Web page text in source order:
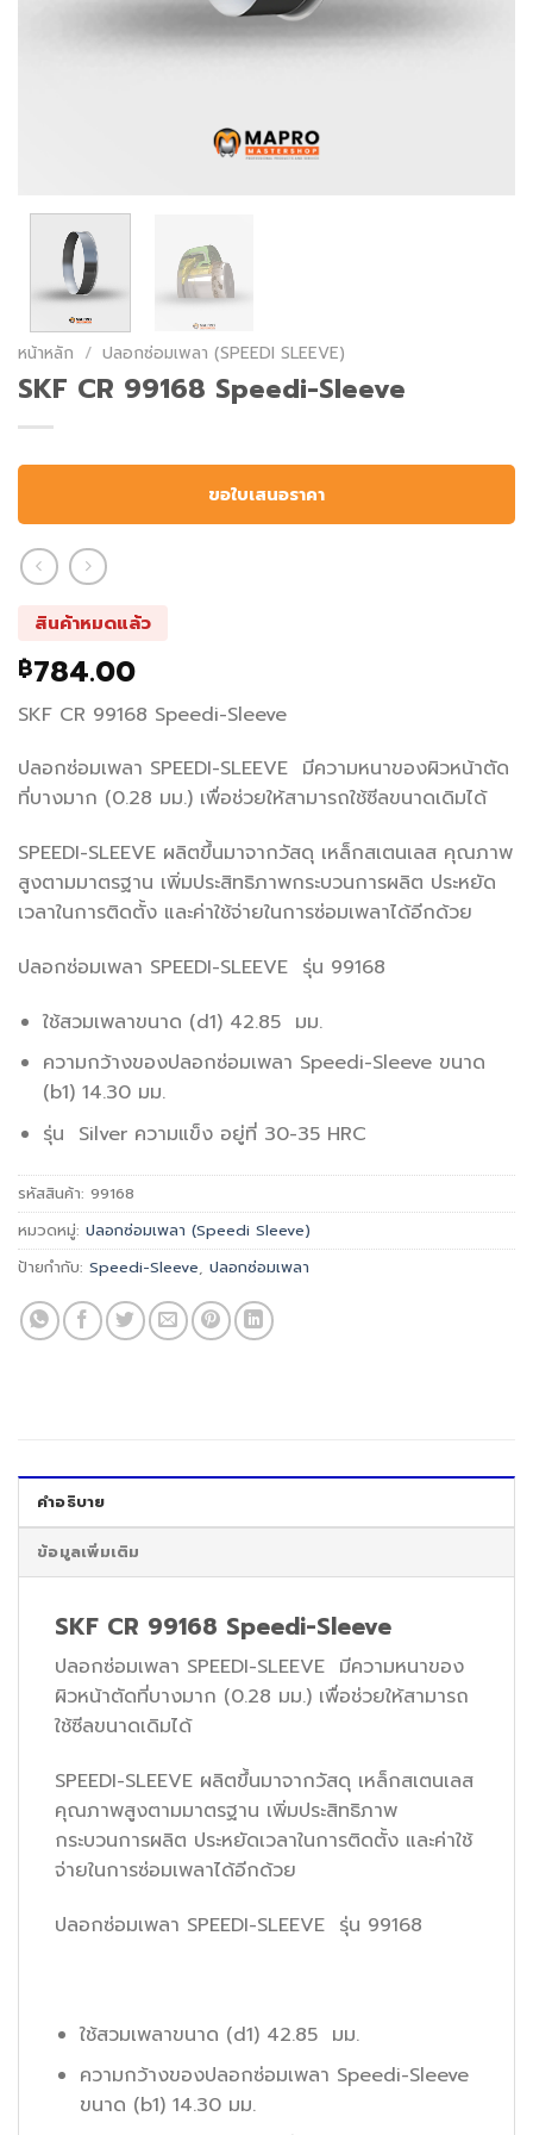
หน้าหลัก / ปลอกซ่อมเพลา (SPEEDI SLEEVE)
SKF CR 99168 Speedi-Sleeve
ขอใบเสนอราคา
สินค้าหมดแล้ว
฿784.00
SKF CR 99168 Speedi-Sleeve
ปลอกซ่อมเพลา SPEEDI-SLEEVE มีความหนาของผิวหน้าตัด
ที่บางมาก (0.28 มม.) เพื่อช่วยให้สามารถใช้ซีลขนาดเดิมได้
SPEEDI-SLEEVE ผลิตขึ้นมาจากวัสดุ เหล็กสเตนเลส คุณภาพ
สูงตามมาตรฐาน เพิ่มประสิทธิภาพกระบวนการผลิต ประหยัด
เวลาในการติดตั้ง และค่าใช้จ่ายในการซ่อมเพลาได้อีกด้วย
ปลอกซ่อมเพลา SPEEDI-SLEEVE รุ่น 99168
ใช้สวมเพลาขนาด (d1) 42.85 มม.
ความกว้างของปลอกซ่อมเพลา Speedi-Sleeve ขนาด
(b1) 14.30 มม.
รุ่น Silver ความแข็ง อยู่ที่ 30-35 HRC
รหัสสินค้า: 99168
หมวดหมู่: ปลอกซ่อมเพลา (Speedi Sleeve)
ป้ายกำกับ: Speedi-Sleeve, ปลอกซ่อมเพลา
คำอธิบาย
ข้อมูลเพิ่มเติม
SKF CR 99168 Speedi-Sleeve
ปลอกซ่อมเพลา SPEEDI-SLEEVE มีความหนาของ
ผิวหน้าตัดที่บางมาก (0.28 มม.) เพื่อช่วยให้สามารถ
ใช้ซีลขนาดเดิมได้
SPEEDI-SLEEVE ผลิตขึ้นมาจากวัสดุ เหล็กสเตนเลส
คุณภาพสูงตามมาตรฐาน เพิ่มประสิทธิภาพ
กระบวนการผลิต ประหยัดเวลาในการติดตั้ง และค่าใช้
จ่ายในการซ่อมเพลาได้อีกด้วย
ปลอกซ่อมเพลา SPEEDI-SLEEVE รุ่น 99168
ใช้สวมเพลาขนาด (d1) 42.85 มม.
ความกว้างของปลอกซ่อมเพลา Speedi-Sleeve
ขนาด (b1) 14.30 มม.